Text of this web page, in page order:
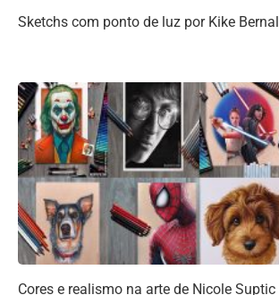
Sketchs com ponto de luz por Kike Bernal
Cores e realismo na arte de Nicole Suptic